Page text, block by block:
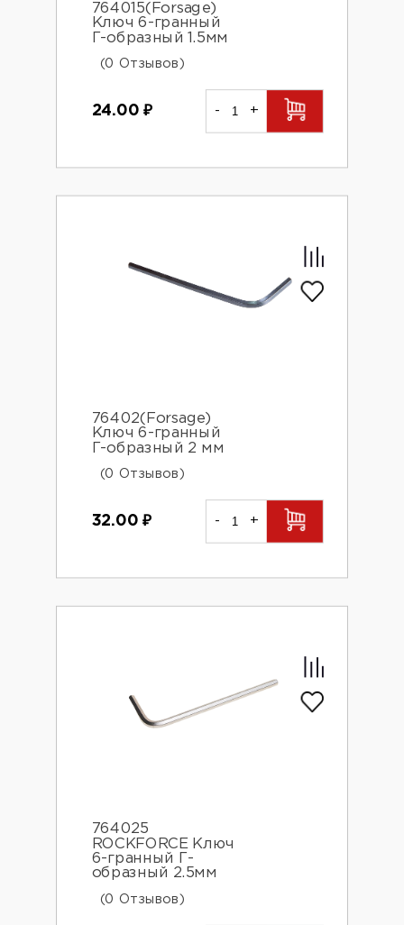
764015(Forsage)
Ключ 6-гранный
Г-образный 1.5мм
(0 Отзывов)
24.00₽ - +
76402(Forsage)
Ключ 6-гранный
Г-образный 2 мм
(0 Отзывов)
32.00₽ - +
764025
ROCKFORCE Ключ
6-гранный Г-
образный 2.5мм
(0 Отзывов)